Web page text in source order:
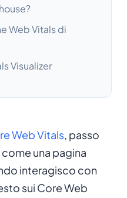
Web Vitals di
Visualizer
Web Vitals, passo
una pagina
interagisco con
sui Core Web